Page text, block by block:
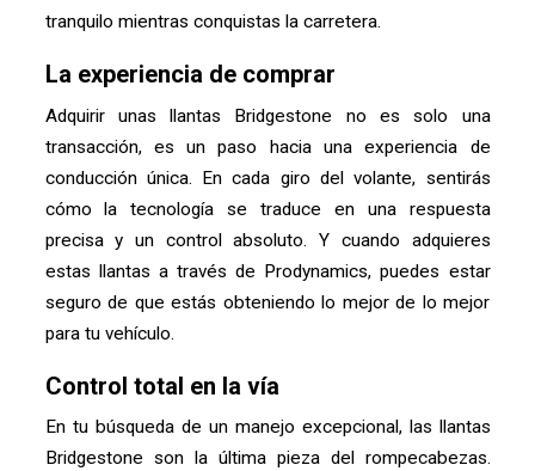
tranquilo mientras conquistas la carretera.
La experiencia de comprar
Adquirir unas llantas Bridgestone no es solo una
transacción, es un paso hacia una experiencia de
conducción única. En cada giro del volante, sentirás
cómo la tecnología se traduce en una respuesta
precisa y un control absoluto. Y cuando adquieres
estas llantas a través de Prodynamics, puedes estar
seguro de que estás obteniendo lo mejor de lo mejor
para tu vehículo.
Control total en la vía
En tu búsqueda de un manejo excepcional, las llantas
Bridgestone son la última pieza del rompecabezas.